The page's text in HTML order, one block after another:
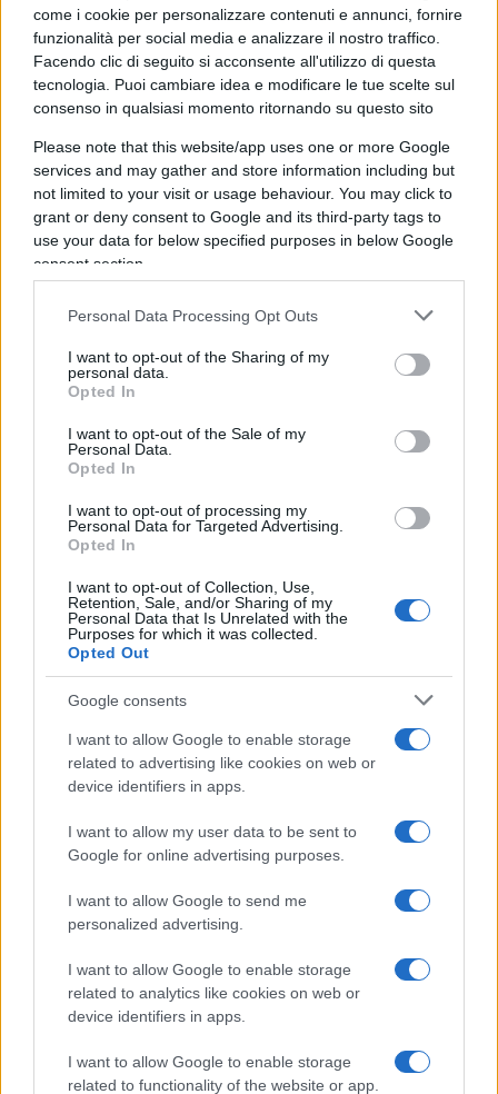
come i cookie per personalizzare contenuti e annunci, fornire
funzionalità per social media e analizzare il nostro traffico.
Facendo clic di seguito si acconsente all'utilizzo di questa
tecnologia. Puoi cambiare idea e modificare le tue scelte sul
consenso in qualsiasi momento ritornando su questo sito
Please note that this website/app uses one or more Google
services and may gather and store information including but
not limited to your visit or usage behaviour. You may click to
grant or deny consent to Google and its third-party tags to
use your data for below specified purposes in below Google
consent section.
Personal Data Processing Opt Outs
I want to opt-out of the Sharing of my
personal data.
Opted In
I want to opt-out of the Sale of my
Personal Data.
Opted In
I want to opt-out of processing my
Personal Data for Targeted Advertising.
Opted In
I want to opt-out of Collection, Use,
Retention, Sale, and/or Sharing of my
Personal Data that Is Unrelated with the
Purposes for which it was collected.
Opted Out
Google consents
I want to allow Google to enable storage
related to advertising like cookies on web or
device identifiers in apps.
I want to allow my user data to be sent to
Google for online advertising purposes.
I want to allow Google to send me
personalized advertising.
I want to allow Google to enable storage
related to analytics like cookies on web or
device identifiers in apps.
I want to allow Google to enable storage
related to functionality of the website or app.
supporto del desk italiano di Washington, ad
estendere la sua longa manus sulla macchina
della giustizia. La Santa alleanza finanziario-
mediatico-giudiziaria è dunque servita. Per
completare il cocktail, che si sarebbe poi rivelato
letale per i destini della Prima Repubblica, manca
giusto un ultimo ingrediente: un appoggio
politico. Per sovvertire l’ordine democratico
precostituitoe spazzare via una classe dirigente
è infatti necessario che ve ne sia un’altra
immediatamente pronta a prenderne il posto e
sposare ilprogetto golpista. E qui, entrano in scena
i post-comunisti rimasti orfani di Moscae
dopo il disastroso crollo del comunismo sovietico.
A qualunque prezzo. Anche a costo di dover
rinunciare al primato della politica in favore di
logiche esclusivamente dettate dal profitto e del
tutto estranee ai principi democratici e
all’interesse nazionale. Tutto, pur di riallinearsi ai
principi imperanti dell’atlantismo ed assurgere
finalmente al potere, seppur sotto l’ombrello
protettivo della grande finanza, che comunque
garantisceagli eredi del Pci
giudiziario in grado di immunizzarli dagli attacchi
dei pm e di far superare loro, indenni, la
sensazionale tempesta giustizialista.
È dunque dall’incontro tra mezzi di informazione,
Corriere della Sera,Repubblica
pezzi della politica, i post-comunisti per l’appunto,
ma anche una parte della sinistra democristiana,
e Procure, che, sotto l’egida del potere finanziario,
consegnata alla storia con il nome di Mani pulite.